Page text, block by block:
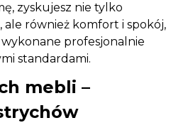
zyskujesz nie tylko
również komfort i spokój,
profesjonalnie
standardami.
mebli –